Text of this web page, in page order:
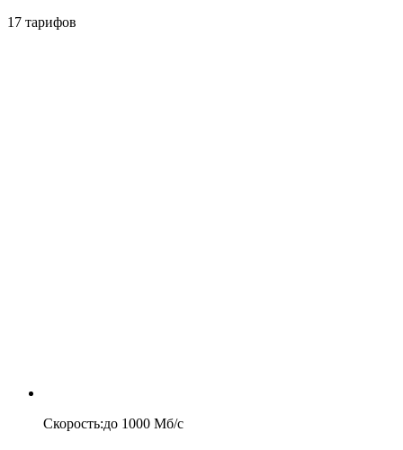
17 тарифов
Скорость:до 1000 Мб/c